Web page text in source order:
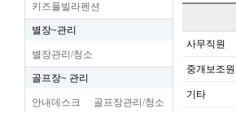
키즈풀빌라펜션
별장~관리
별장관리/청소
골프장~ 관리
안내데스크 골프장관리/청소
사무직원
중개보조원
기타